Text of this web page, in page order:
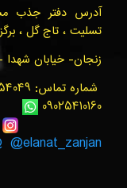
آدرس دفتر جذب
تسلیت ، تاج گل ،
زنجان- خیابان
۰۹۰۲۵۴۱۰۱۶۰
@elanat_zanjan@